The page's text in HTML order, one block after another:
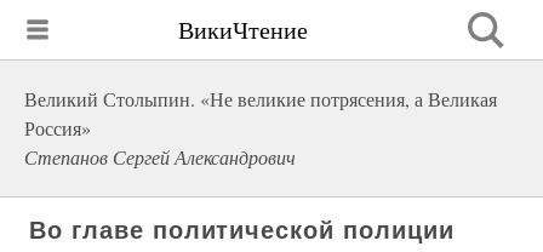
ВикиЧтение
Великий Столыпин. «Не великие потрясения, а Великая
Россия»
Степанов Сергей Александрович
Во главе политической полиции